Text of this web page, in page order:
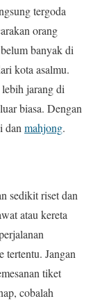
tergoda
orang
banyak di
kota asalmu.
jarang di
biasa. Dengan
dan mahjong.
sedikit riset dan
atau kereta
tertentu. Jangan
tiket
cobalah